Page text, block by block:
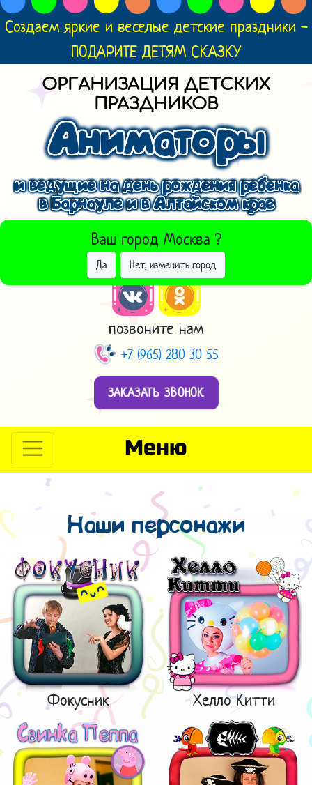
Создаем яркие и веселые детские праздники -
ПОДАРИТЕ ДЕТЯМ СКАЗКУ
ОРГАНИЗАЦИЯ ДЕТСКИХ
ПРАЗДНИКОВ
Аниматоры
и ведущие на день рождения ребенка
в Барнауле и в Алтайском крае
Ваш город Москва ?
Да Нет, изменить город
ВЫБРАТЬ ДРУГОЙ ГОРОД
позвоните нам
+7 (965) 280 30 55
ЗАКАЗАТЬ ЗВОНОК
Меню
Наши персонажи
Фокусник Хелло Китти